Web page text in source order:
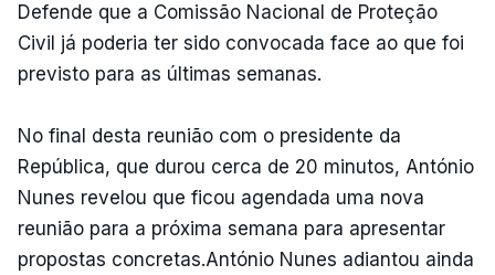
Defende que a Comissão Nacional de Proteção
Civil já poderia ter sido convocada face ao que foi
previsto para as últimas semanas.
No final desta reunião com o presidente da
República, que durou cerca de 20 minutos, António
Nunes revelou que ficou agendada uma nova
reunião para a próxima semana para apresentar
propostas concretas.António Nunes adiantou ainda